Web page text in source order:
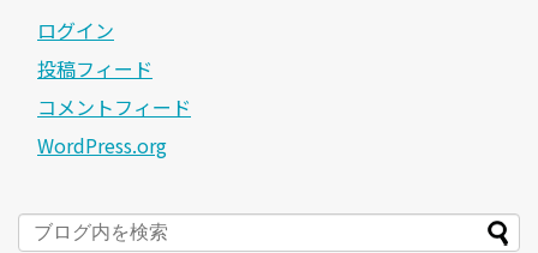
ログイン
投稿フィード
コメントフィード
WordPress.org